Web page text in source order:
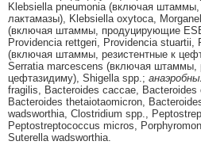
Klebsiella pneumonia (включая
лактамазы), Klebsiella oxytoca,
(включая штаммы, продуцирующие
Providencia rettgeri, Providencia stuartii,
(включая штаммы, резистентные к
Serratia marcescens (включая штаммы,
цефтазидиму), Shigella spp.;
fragilis, Bacteroides caccae,
Bacteroides thetaiotaomicron,
wadsworthia, Clostridium spp.,
Peptostreptococcus micros,
Suterella wadsworthia.